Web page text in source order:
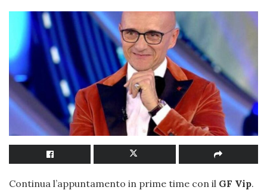
Continua l’appuntamento in prime time con il GF Vip.